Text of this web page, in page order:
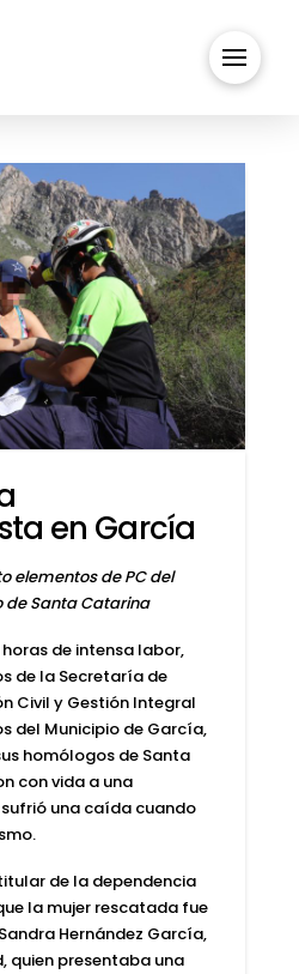
en García
elementos de PC del
de Santa Catarina
de intensa labor,
de la Secretaría de
Civil y Gestión Integral
del Municipio de García,
homólogos de Santa
con vida a una
una caída cuando
de la dependencia
la mujer rescatada fue
Sandra Hernández García,
, quien presentaba una